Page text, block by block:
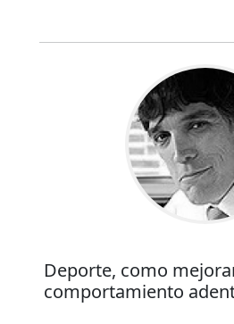
Deporte, como
comportamiento